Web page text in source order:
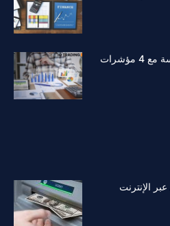
إستراتيجية تداول لا تقبل المنافسة مع 4 مؤشرات